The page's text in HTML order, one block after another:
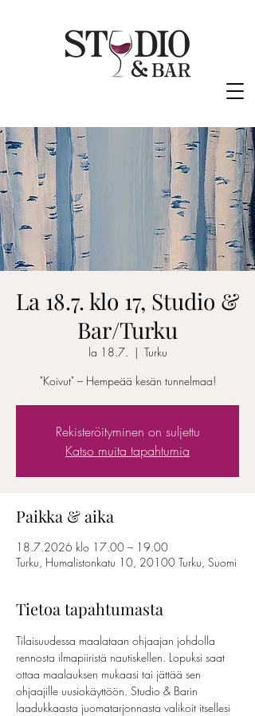
La 18.7. klo 17, Studio &
Bar/Turku
la 18.7.
  |
Turku
"Koivut" – Hempeää kesän tunnelmaa!
Rekisteröityminen on suljettu
Katso muita tapahtumia
Paikka & aika
18.7.2026 klo 17.00 – 19.00
Turku, Humalistonkatu 10, 20100 Turku, Suomi
Tietoa tapahtumasta
Tilaisuudessa maalataan ohjaajan johdolla
rennosta ilmapiiristä nautiskellen. Lopuksi saat
ottaa maalauksen mukaasi tai jättää sen
ohjaajille uusiokäyttöön. Studio & Barin
laadukkaasta juomatarjonnasta valikoit itsellesi